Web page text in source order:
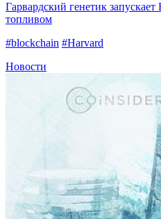
Гарвардский генетик
топливом
#blockchain #Harvard
Новости